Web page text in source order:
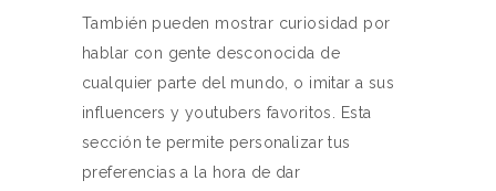
También pueden mostrar curiosidad por
hablar con gente desconocida de
cualquier parte del mundo, o imitar a sus
influencers y youtubers favoritos. Esta
sección te permite personalizar tus
preferencias a la hora de dar